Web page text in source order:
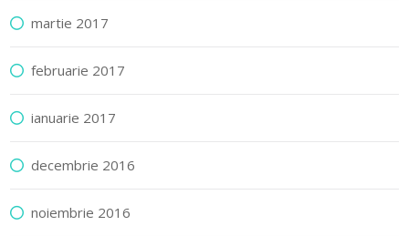
martie 2017
februarie 2017
ianuarie 2017
decembrie 2016
noiembrie 2016